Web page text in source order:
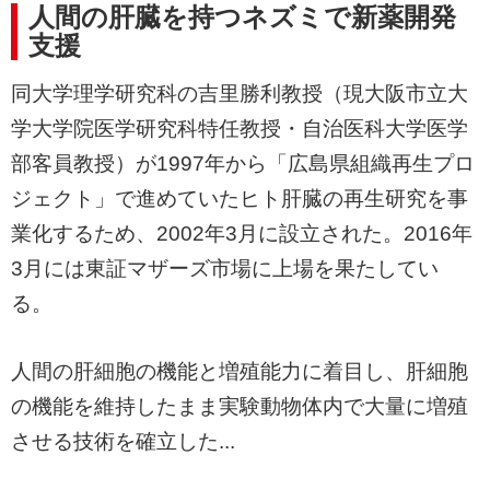
人間の肝臓を持つネズミで新薬開発
支援
同大学理学研究科の吉里勝利教授（現大阪市立大
学大学院医学研究科特任教授・自治医科大学医学
部客員教授）が1997年から「広島県組織再生プロ
ジェクト」で進めていたヒト肝臓の再生研究を事
業化するため、2002年3月に設立された。2016年
3月には東証マザーズ市場に上場を果たしてい
る。
人間の肝細胞の機能と増殖能力に着目し、肝細胞
の機能を維持したまま実験動物体内で大量に増殖
させる技術を確立した...